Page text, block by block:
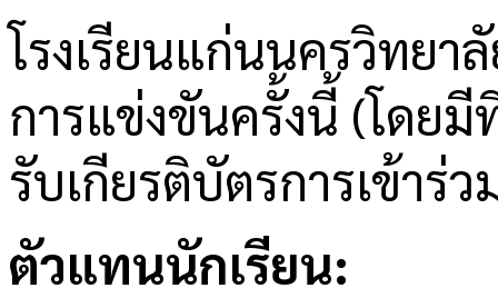
โรงเรียนแก่นนครวิทยา
การแข่งขันครั้งนี้ (โดย
รับเกียรติบัตรการเข้าร่
ตัวแทนนักเรียน: